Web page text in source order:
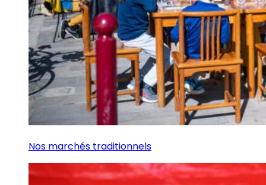
Nos marchés traditionnels